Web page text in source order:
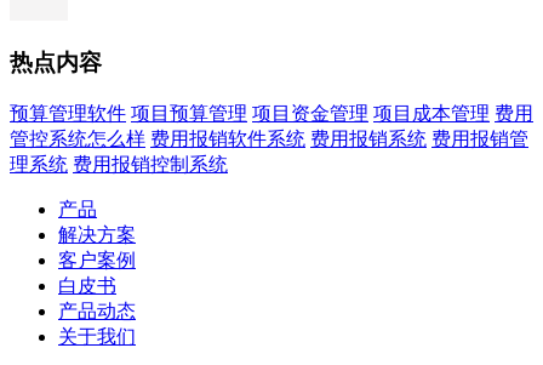
热点内容
预算管理软件 项目预算管理 项目资金管理 项目成本管理 费用
管控系统怎么样 费用报销软件系统 费用报销系统 费用报销管
理系统 费用报销控制系统
产品
解决方案
客户案例
白皮书
产品动态
关于我们